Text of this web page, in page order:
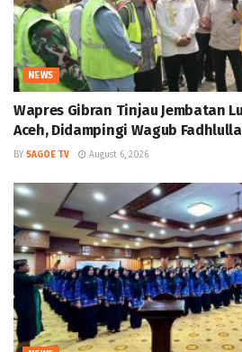
NEWS
Wapres Gibran Tinjau Jembatan
Aceh, Didampingi Wagub
BY SAGOE TV August 6, 2026